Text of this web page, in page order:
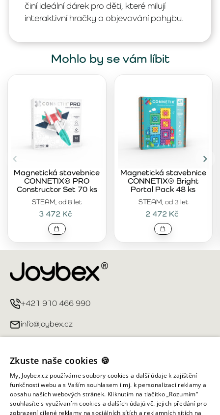
činí ideální dárek pro děti, které milují
interaktivní hračky a objevování pohybu.
Mohlo by se vám líbit
STEAM, od 8 let
Magnetická stavebnice
CONNETIX® PRO
Constructor Set 70 ks
3 472 Kč
STEAM, od 3 let
Magnetická stavebnice
CONNETIX® Bright
Portal Pack 48 ks
2 472 Kč
+421 910 466 990
info@joybex.cz
Můj účet
Informace obchodu
Zkuste naše cookies 🍪
My, Joybex.cz používáme soubory cookies a další údaje k zajištění
funkčnosti webu a s Vaším souhlasem i mj. k personalizaci reklamy a
obsahu našich webových stránek. Kliknutím na tlačítko „Rozumím“
souhlasíte s využívaním cookies a dalších údajů vč. jejich předání pro
zobrazení cílené reklamy na sociálních sítích a reklamních sítích na